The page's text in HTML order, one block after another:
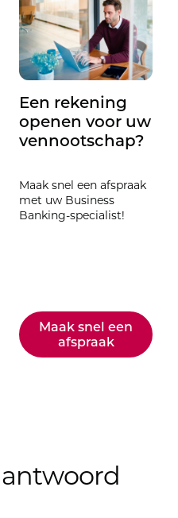
Een rekening
openen voor uw
vennootschap?
Maak snel een afspraak
met uw Business
Banking-specialist!
Maak snel een
afspraak